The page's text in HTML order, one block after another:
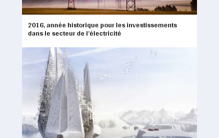
2016, année historique pour les investissements
dans le secteur de l’électricité